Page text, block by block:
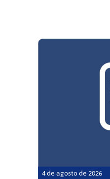
4 de agosto de 2026